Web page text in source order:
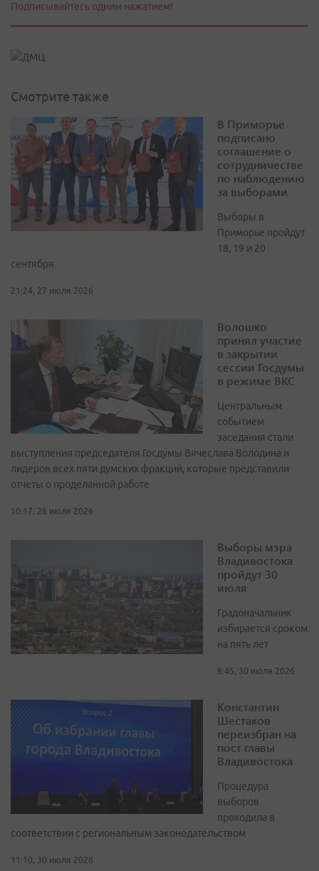
Подписывайтесь одним нажатием!
Смотрите также
В Приморье
подписано
соглашение о
сотрудничестве
по наблюдению
за выборами
Выборы в
Приморье пройдут
18, 19 и 20
сентября
21:24, 27 июля 2026
Волошко
принял участие
в закрытии
сессии Госдумы
в режиме ВКС
Центральным
событием
заседания стали
выступления председателя Госдумы Вячеслава Володина и
лидеров всех пяти думских фракций, которые представили
отчеты о проделанной работе
10:17, 28 июля 2026
Выборы мэра
Владивостока
пройдут 30
июля
Градоначальник
избирается сроком
на пять лет
8:45, 30 июля 2026
Константин
Шестаков
переизбран на
пост главы
Владивостока
Процедура
выборов
проходила в
соответствии с региональным законодательством
11:10, 30 июля 2026